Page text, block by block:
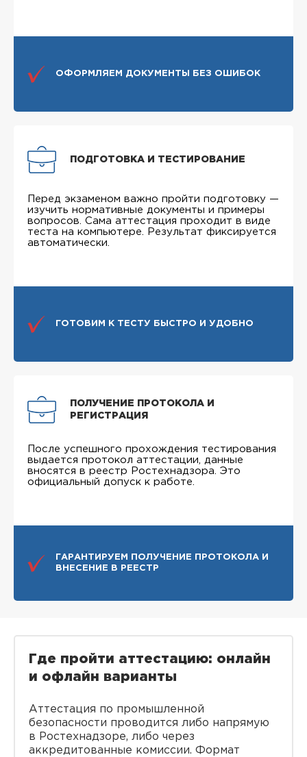
ОФОРМЛЯЕМ ДОКУМЕНТЫ БЕЗ ОШИБОК
ПОДГОТОВКА И ТЕСТИРОВАНИЕ
Перед экзаменом важно пройти подготовку —
изучить нормативные документы и примеры
вопросов. Сама аттестация проходит в виде
теста на компьютере. Результат фиксируется
автоматически.
ГОТОВИМ К ТЕСТУ БЫСТРО И УДОБНО
ПОЛУЧЕНИЕ ПРОТОКОЛА И
РЕГИСТРАЦИЯ
После успешного прохождения тестирования
выдается протокол аттестации, данные
вносятся в реестр Ростехнадзора. Это
официальный допуск к работе.
ГАРАНТИРУЕМ ПОЛУЧЕНИЕ ПРОТОКОЛА И
ВНЕСЕНИЕ В РЕЕСТР
Где пройти аттестацию: онлайн
и офлайн варианты
Аттестация по промышленной
безопасности проводится либо напрямую
в Ростехнадзоре, либо через
аккредитованные комиссии. Формат